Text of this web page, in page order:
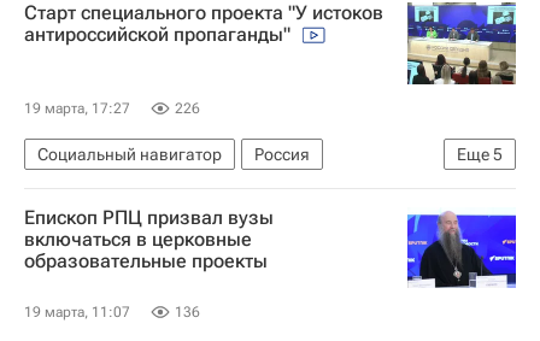
Старт специального проекта "У истоков
антироссийской пропаганды"
19 марта, 17:27 226
Еще5
Социальный навигатор
Россия
Наталья Тюрина
Российская национальная библиотека
Что не найдешь в учебнике
Епископ РПЦ призвал вузы
включаться в церковные
образовательные проекты
19 марта, 11:07 136